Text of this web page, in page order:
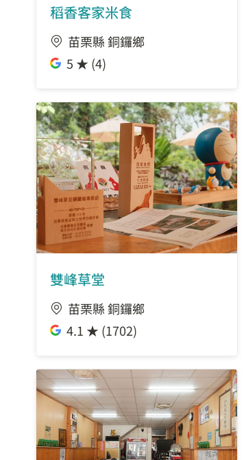
稻香客家米食
苗栗縣 銅鑼鄉
5 ★ (4)
雙峰草堂
苗栗縣 銅鑼鄉
4.1 ★ (1702)